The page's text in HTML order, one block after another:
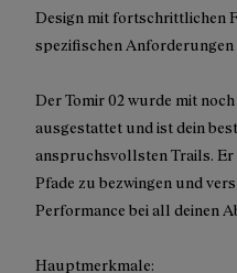
Design mit fortschrittlichen
spezifischen
Der Tomir 02 wurde mit
ausgestattet und ist dein
anspruchsvollsten Trails.
Pfade zu bezwingen und
Performance bei all deinen
Hauptmerkmale: